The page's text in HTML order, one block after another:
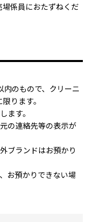
係員におたずねくだ
内のもので、クリーニ
ります。
ます。
の連絡先等の表示が
ブランドはお預かり
お預かりできない場